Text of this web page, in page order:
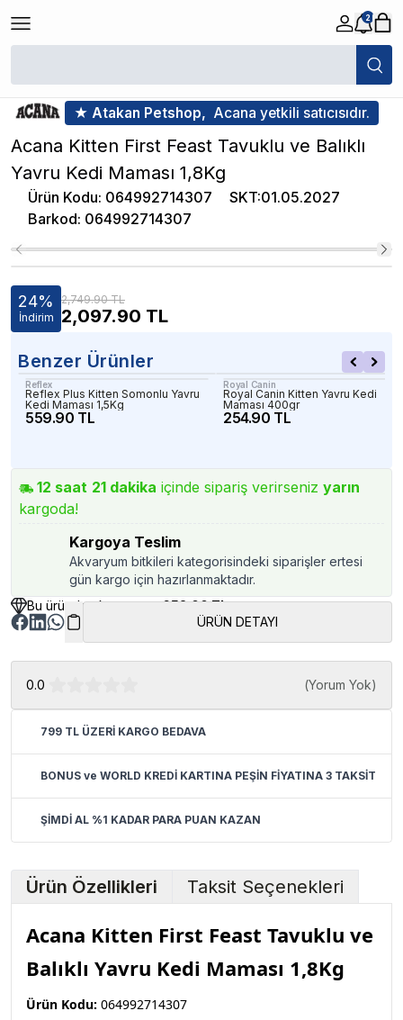
2
/ Acana Kitten First Feast Tavuklu ve Balıklı Yavru
★ Atakan Petshop, Acana yetkili satıcısıdır.
Acana Kitten First Feast Tavuklu ve Balıklı
Yavru Kedi Maması 1,8Kg
Ürün Kodu: 064992714307 SKT:01.05.2027
Barkod: 064992714307
24%
İndirim
2,749.90 TL
2,097.90 TL
Benzer Ürünler
Reflex
Reflex Plus Kitten Somonlu Yavru
Kedi Maması 1,5Kg
559.90 TL
Royal Canin
Royal Canin Kitten Yavru Kedi
Maması 400gr
254.90 TL
12 saat 21 dakika içinde sipariş verirseniz yarın
kargoda!
Kargoya Teslim
Akvaryum bitkileri kategorisindeki siparişler ertesi
gün kargo için hazırlanmaktadır.
Bu üründen kazancınız652.00 TL
ÜRÜN DETAYI
0.0 (Yorum Yok)
799 TL ÜZERİ KARGO BEDAVA
BONUS ve WORLD KREDİ KARTINA PEŞİN FİYATINA 3 TAKSİT
ŞİMDİ AL %1 KADAR PARA PUAN KAZAN
Ürün Özellikleri Taksit Seçenekleri
Acana Kitten First Feast Tavuklu ve
Balıklı Yavru Kedi Maması 1,8Kg
Ürün Kodu: 064992714307